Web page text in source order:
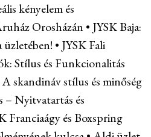
kényelem és
Orosházán • JYSK Baja:
üzletében! • JYSK Fali
Stílus és Funkcionalitás
A skandináv stílus és minőség
– Nyitvatartás és
Franciaágy és Boxspring